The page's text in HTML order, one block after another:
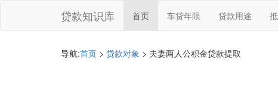
贷款知识库 首页 车贷年限 贷款用途
导航:首页 > 贷款对象 > 夫妻两人公积金贷款提取